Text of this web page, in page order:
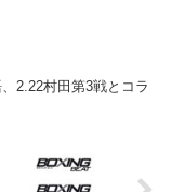
2.22村田第3戦とコラ